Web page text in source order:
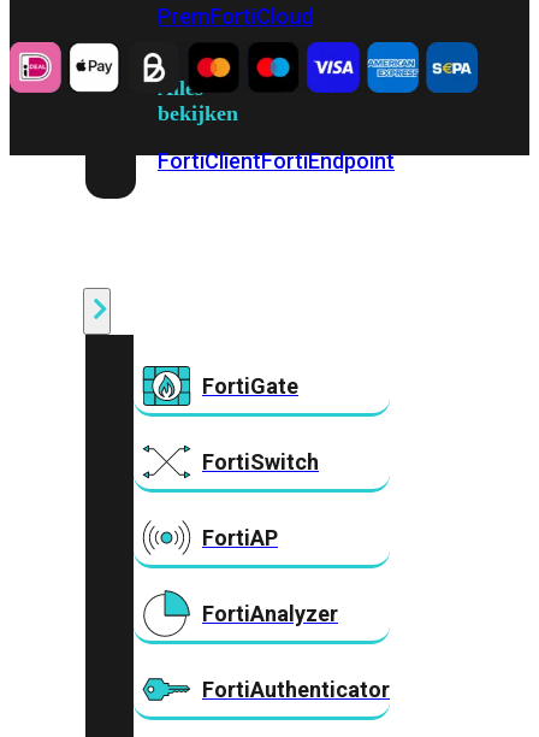
PremFortiCloud
Alles
bekijken
FortiClientFortiEndpoint
FortiGate
FortiSwitch
FortiAP
FortiAnalyzer
FortiAuthenticator